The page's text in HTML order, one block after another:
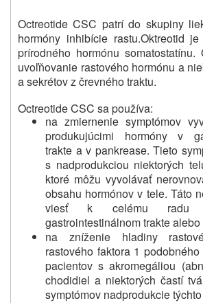
Octreotide CSC patrí do skupiny
hormóny inhibície rastu.Oktreotid
prírodného hormónu somatostatínu.
uvoľňovanie rastového hormónu a
a sekrétov z črevného traktu.
Octreotide CSC sa používa:
na zmiernenie symptómov
produkujúcimi hormóny v
trakte a v pankrease. Tieto
s nadprodukciou niektorých
ktoré môžu vyvolávať
obsahu hormónov v tele. Táto
viesť k celému radu
gastrointestinálnom trakte
na zníženie hladiny
rastového faktora 1
pacientov s akromegáliou
chodidiel a niektorých častí
symptómov nadprodukcie